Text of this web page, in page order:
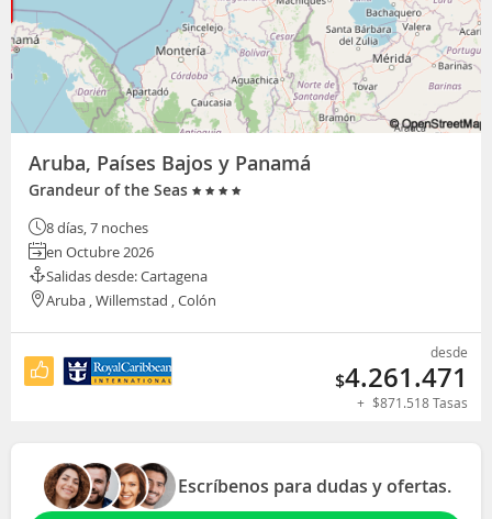
Aruba, Países Bajos y Panamá
Grandeur of the Seas
8 días, 7 noches
en Octubre 2026
Salidas desde: Cartagena
Aruba , Willemstad , Colón
desde
$4.261.471
+ $871.518Tasas
Escríbenos para dudas y ofertas.